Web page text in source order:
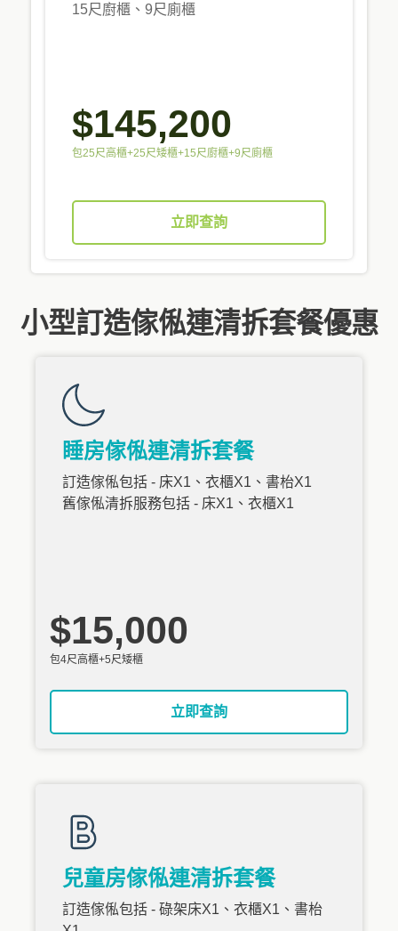
15尺廚櫃、9尺廁櫃
$145,200
包25尺高櫃+25尺矮櫃+15尺廚櫃+9尺廁櫃
立即查詢
小型訂造傢俬連清拆套餐優惠
睡房傢俬連清拆套餐
訂造傢俬包括 - 床X1、衣櫃X1、書枱X1
舊傢俬清拆服務包括 - 床X1、衣櫃X1
$15,000
包4尺高櫃+5尺矮櫃
立即查詢
兒童房傢俬連清拆套餐
訂造傢俬包括 - 碌架床X1、衣櫃X1、書枱